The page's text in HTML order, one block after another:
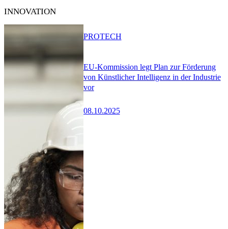
INNOVATION
EU-Kommission legt Plan zur Förderung
von Künstlicher Intelligenz in der Industrie
vor
08.10.2025
PROTECH